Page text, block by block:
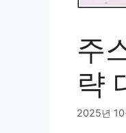
주
략
2025년